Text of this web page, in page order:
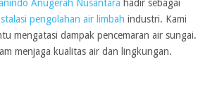
Anugerah Nusantara hadir sebagai
pengolahan air limbah industri. Kami
mengatasi dampak pencemaran air sungai.
menjaga kualitas air dan lingkungan.